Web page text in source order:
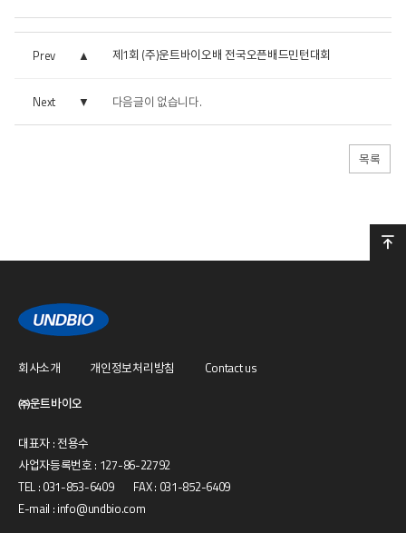
Prev 제1회 (주)운트바이오배 전국오픈배드민턴대회
Next 다음글이 없습니다.
목록
회사소개 개인정보처리방침
Contact us
㈜운트바이오
대표자 : 전용수
사업자등록번호 : 127-86-22792
TEL : 031-853-6409 FAX : 031-852-6409
E-mail : info@undbio.com